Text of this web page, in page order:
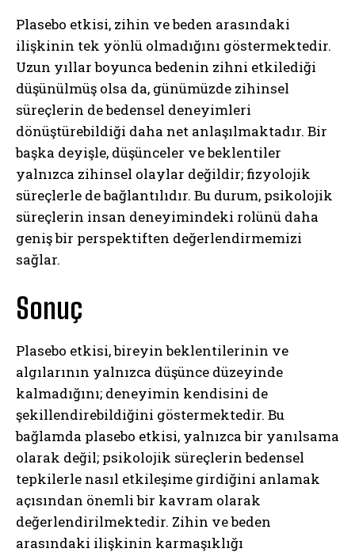
Plasebo etkisi, zihin ve beden arasındaki
ilişkinin tek yönlü olmadığını göstermektedir.
Uzun yıllar boyunca bedenin zihni etkilediği
düşünülmüş olsa da, günümüzde zihinsel
süreçlerin de bedensel deneyimleri
dönüştürebildiği daha net anlaşılmaktadır. Bir
başka deyişle, düşünceler ve beklentiler
yalnızca zihinsel olaylar değildir; fizyolojik
süreçlerle de bağlantılıdır. Bu durum, psikolojik
süreçlerin insan deneyimindeki rolünü daha
geniş bir perspektiften değerlendirmemizi
sağlar.
Sonuç
Plasebo etkisi, bireyin beklentilerinin ve
algılarının yalnızca düşünce düzeyinde
kalmadığını; deneyimin kendisini de
şekillendirebildiğini göstermektedir. Bu
bağlamda plasebo etkisi, yalnızca bir yanılsama
olarak değil; psikolojik süreçlerin bedensel
tepkilerle nasıl etkileşime girdiğini anlamak
açısından önemli bir kavram olarak
değerlendirilmektedir. Zihin ve beden
arasındaki ilişkinin karmaşıklığı